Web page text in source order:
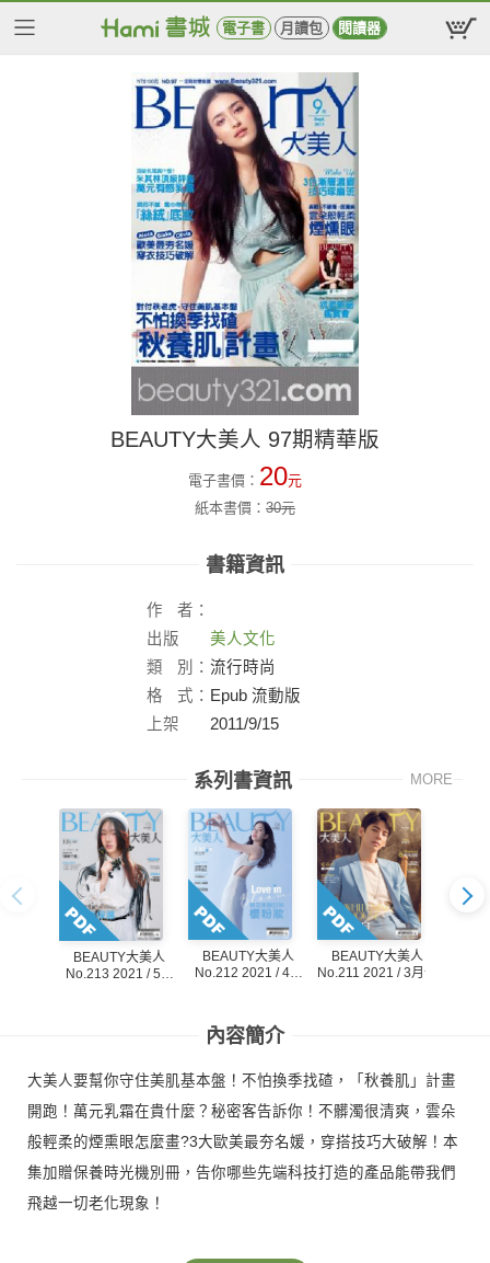
電子書 月讀包 閱讀器
BEAUTY大美人 97期精華版
電子書價： 20元
紙本書價： 30元
書籍資訊
作
者：
出版
社：
美人文化
類
別： 流行時尚
格
式： Epub 流動版
上架
2011/9/15
系列書資訊 MORE
BEAUTY大美人
No.213 2021 / 5月
BEAUTY大美人
No.212 2021 / 4月
BEAUTY大美人
No.211 2021 / 3月號
內容簡介
大美人要幫你守住美肌基本盤！不怕換季找碴，「秋養肌」計畫
開跑！萬元乳霜在貴什麼？秘密客告訴你！不髒濁很清爽，雲朵
般輕柔的煙熏眼怎麼畫?3大歐美最夯名媛，穿搭技巧大破解！本
集加贈保養時光機別冊，告你哪些先端科技打造的產品能帶我們
飛越一切老化現象！